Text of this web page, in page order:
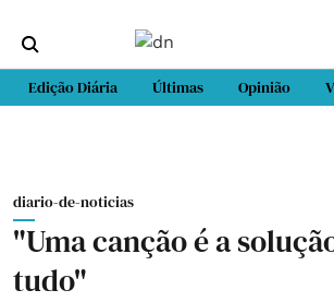
Edição Diária Últimas Opinião
diario-de-noticias
"Uma canção é a
tudo"